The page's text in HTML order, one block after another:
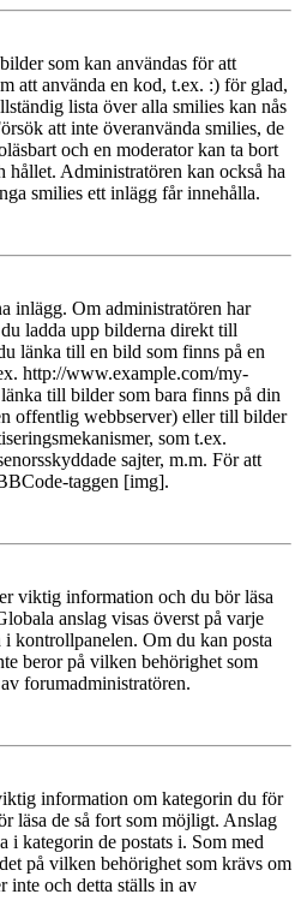
som kan användas för att
att använda en kod, t.ex. :) för glad,
lista över alla smilies kan nås
att inte överanvända smilies, de
och en moderator kan ta bort
hållet. Administratören kan också ha
smilies ett inlägg får innehålla.
inlägg. Om administratören har
ladda upp bilderna direkt till
länka till en bild som finns på en
http://www.example.com/my-
till bilder som bara finns på din
offentlig webbserver) eller till bilder
som t.ex.
sajter, m.m. För att
taggen [img].
viktig information och du bör läsa
anslag visas överst på varje
kontrollpanelen. Om du kan posta
beror på vilken behörighet som
forumadministratören.
information om kategorin du för
läsa de så fort som möjligt. Anslag
i kategorin de postats i. Som med
på vilken behörighet som krävs om
inte och detta ställs in av